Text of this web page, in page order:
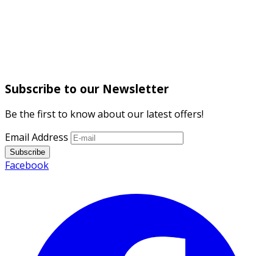
Subscribe to our Newsletter
Be the first to know about our latest offers!
Email Address
Subscribe
Facebook